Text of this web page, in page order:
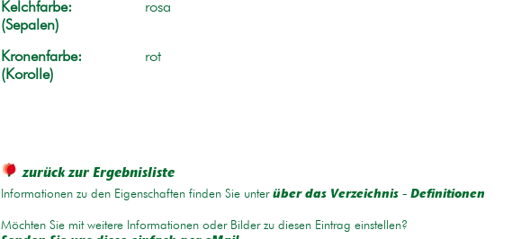
Kelchfarbe:
(Sepalen)
rosa
Kronenfarbe:
(Korolle)
rot
zurück zur Ergebnisliste
Informationen zu den Eigenschaften finden Sie unter über das Verzeichnis - Definitionen
Möchten Sie mit weitere Informationen oder Bilder zu diesen Eintrag einstellen?